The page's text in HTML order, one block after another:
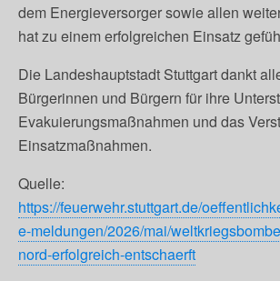
dem Energieversorger sowie allen
hat zu einem erfolgreichen Einsatz
Die Landeshauptstadt Stuttgart dankt
Bürgerinnen und Bürgern für ihre
Evakuierungsmaßnahmen und das
Einsatzmaßnahmen.
Quelle:
https://feuerwehr.stuttgart.de/
e-meldungen/2026/mai/
nord-erfolgreich-entschaerft